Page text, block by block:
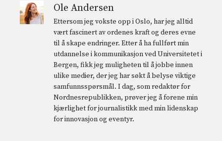
Ole Andersen
Ettersom jeg vokste opp i Oslo, har jeg alltid
vært fascinert av ordenes kraft og deres evne
til å skape endringer. Etter å ha fullført min
utdannelse i kommunikasjon ved Universitetet i
Bergen, fikk jeg muligheten til å jobbe innen
ulike medier, der jeg har søkt å belyse viktige
samfunnsspørsmål. I dag, som redaktør for
Nordnesrepublikken, prøver jeg å forene min
kjærlighet for journalistikk med min lidenskap
for innovasjon og eventyr.